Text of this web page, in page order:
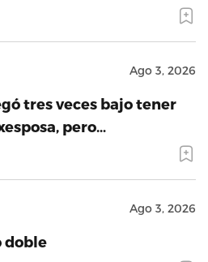
Ago 3, 2026
tres veces bajo tener
pero…
Ago 3, 2026
doble